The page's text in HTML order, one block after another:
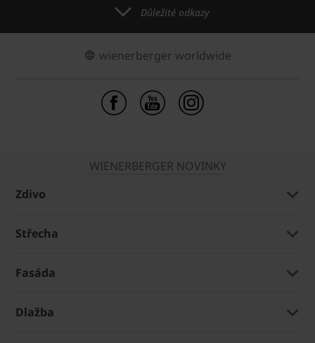
Důležité odkazy
wienerberger worldwide
WIENERBERGER NOVINKY
Zdivo
Střecha
Fasáda
Dlažba